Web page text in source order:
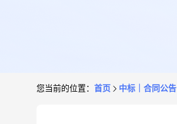
您当前的位置： 首页 中标｜合同公告